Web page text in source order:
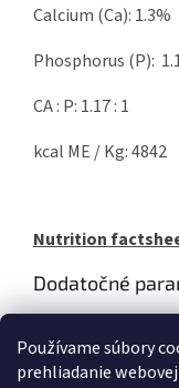
Používame súbory
prehliadanie
Calcium (Ca): 1.3%
Phosphorus (P):
CA : P: 1.17 : 1
kcal ME / Kg: 4842
Nutrition
Dodatočné
EAN: Zvoľte